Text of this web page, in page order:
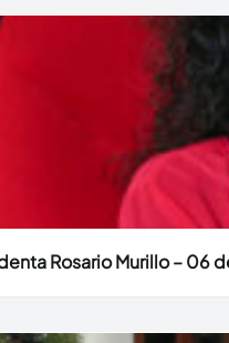
Rosario Murillo – 06